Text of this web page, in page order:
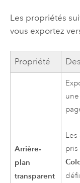
Les propriétés
vous exportez
Propriété
Arrière-
plan
transparent